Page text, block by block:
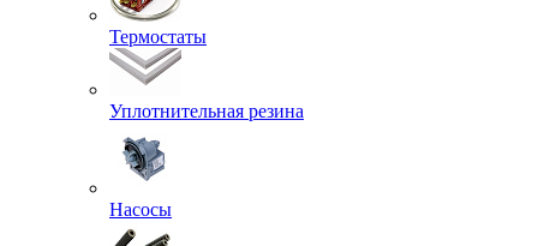
Термостаты
Уплотнительная резина
Насосы